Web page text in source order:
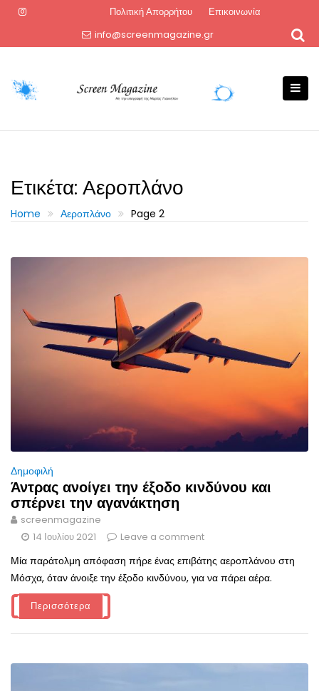
Πολιτική Απορρήτου
Επικοινωνία
info@screenmagazine.gr
Ετικέτα: Αεροπλάνο
Home Αεροπλάνο Page 2
Δημοφιλή
Άντρας ανοίγει την έξοδο κινδύνου και
σπέρνει την αγανάκτηση
screenmagazine
14 Ιουλίου 2021
Leave a comment
Μία παράτολμη απόφαση πήρε ένας επιβάτης αεροπλάνου στη
Μόσχα, όταν άνοιξε την έξοδο κινδύνου, για να πάρει αέρα.
Περισσότερα